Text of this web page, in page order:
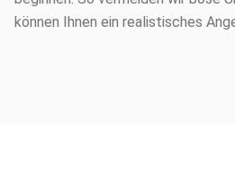
können Ihnen ein realistisches